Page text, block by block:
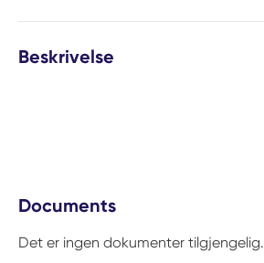
Beskrivelse
Documents
Det er ingen dokumenter tilgjengelig.